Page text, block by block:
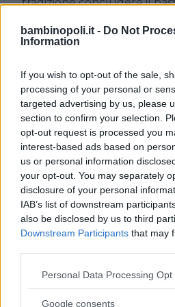
bambinopoli.it - Do Not
Information
If you wish to opt-out of the sale,
processing of your personal or
targeted advertising by us, please
section to confirm your selection.
opt-out request is processed you
interest-based ads based on
us or personal information
your opt-out. You may separately
disclosure of your personal
IAB’s list of downstream
also be disclosed by us to third
Downstream Participants that may
Please note that this website/app
not limited to your visit or usage
Personal Data Processing Opt
Google consents
Cerca altre
Alberghi
Valigie per il